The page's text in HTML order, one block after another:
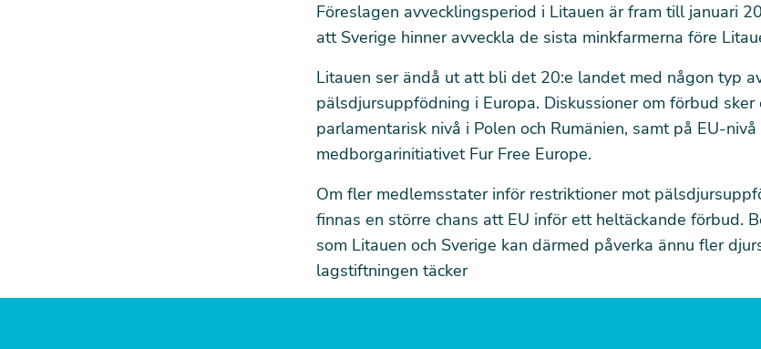
Föreslagen avvecklingsperiod i Litauen är fram till januari
att Sverige hinner avveckla de sista minkfarmerna före
Litauen ser ändå ut att bli det 20:e landet med någon typ
pälsdjursuppfödning i Europa. Diskussioner om förbud sker
parlamentarisk nivå i Polen och Rumänien, samt på EU-
medborgarinitiativet Fur Free Europe.
Om fler medlemsstater inför restriktioner mot
finnas en större chans att EU inför ett heltäckande förbud.
som Litauen och Sverige kan därmed påverka ännu fler
lagstiftningen täcker